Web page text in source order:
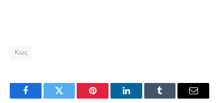
Κως
FacebookTwitter Pinterest LinkedInTumblr Email